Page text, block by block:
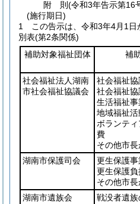
附 則(令和3年告示第16
(施行期日)
1
この告示は、令和3年4月1日
別表(第2条関係)
補助対象福祉団体
補
社会福祉法人湖南
市社会福祉協議会
社会福祉
社会福祉
生活福祉事
地域福祉
ボランテ
費
その他市
湖南市保護司会
更生保護事
更生保護
その他市
湖南市遺族会
戦没者遺